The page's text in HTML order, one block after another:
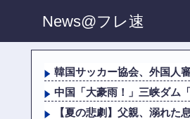
News@フレ速
韓国サッカー協会、外国人
中国「大豪雨！」三峡ダム
【夏の悲劇】父親、溺れ